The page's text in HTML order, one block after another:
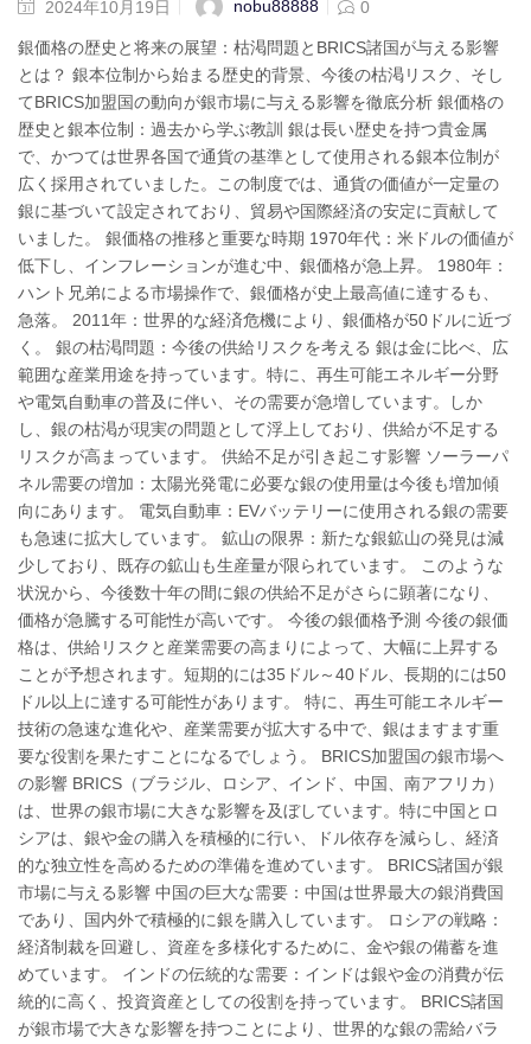
2024年10月19日 nobu88888 0
銀価格の歴史と将来の展望：枯渇問題とBRICS諸国が与える影響
とは？ 銀本位制から始まる歴史的背景、今後の枯渇リスク、そし
てBRICS加盟国の動向が銀市場に与える影響を徹底分析 銀価格の
歴史と銀本位制：過去から学ぶ教訓 銀は長い歴史を持つ貴金属
で、かつては世界各国で通貨の基準として使用される銀本位制が
広く採用されていました。この制度では、通貨の価値が一定量の
銀に基づいて設定されており、貿易や国際経済の安定に貢献して
いました。 銀価格の推移と重要な時期 1970年代：米ドルの価値が
低下し、インフレーションが進む中、銀価格が急上昇。 1980年：
ハント兄弟による市場操作で、銀価格が史上最高値に達するも、
急落。 2011年：世界的な経済危機により、銀価格が50ドルに近づ
く。 銀の枯渇問題：今後の供給リスクを考える 銀は金に比べ、広
範囲な産業用途を持っています。特に、再生可能エネルギー分野
や電気自動車の普及に伴い、その需要が急増しています。しか
し、銀の枯渇が現実の問題として浮上しており、供給が不足する
リスクが高まっています。 供給不足が引き起こす影響 ソーラーパ
ネル需要の増加：太陽光発電に必要な銀の使用量は今後も増加傾
向にあります。 電気自動車：EVバッテリーに使用される銀の需要
も急速に拡大しています。 鉱山の限界：新たな銀鉱山の発見は減
少しており、既存の鉱山も生産量が限られています。 このような
状況から、今後数十年の間に銀の供給不足がさらに顕著になり、
価格が急騰する可能性が高いです。 今後の銀価格予測 今後の銀価
格は、供給リスクと産業需要の高まりによって、大幅に上昇する
ことが予想されます。短期的には35ドル～40ドル、長期的には50
ドル以上に達する可能性があります。 特に、再生可能エネルギー
技術の急速な進化や、産業需要が拡大する中で、銀はますます重
要な役割を果たすことになるでしょう。 BRICS加盟国の銀市場へ
の影響 BRICS（ブラジル、ロシア、インド、中国、南アフリカ）
は、世界の銀市場に大きな影響を及ぼしています。特に中国とロ
シアは、銀や金の購入を積極的に行い、ドル依存を減らし、経済
的な独立性を高めるための準備を進めています。 BRICS諸国が銀
市場に与える影響 中国の巨大な需要：中国は世界最大の銀消費国
であり、国内外で積極的に銀を購入しています。 ロシアの戦略：
経済制裁を回避し、資産を多様化するために、金や銀の備蓄を進
めています。 インドの伝統的な需要：インドは銀や金の消費が伝
統的に高く、投資資産としての役割を持っています。 BRICS諸国
が銀市場で大きな影響を持つことにより、世界的な銀の需給バラ